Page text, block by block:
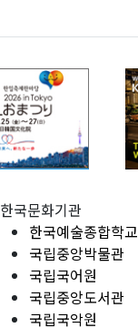
한국문화기관
한국예술종합학교
국립중앙박물관
국립국어원
국립중앙도서관
국립국악원